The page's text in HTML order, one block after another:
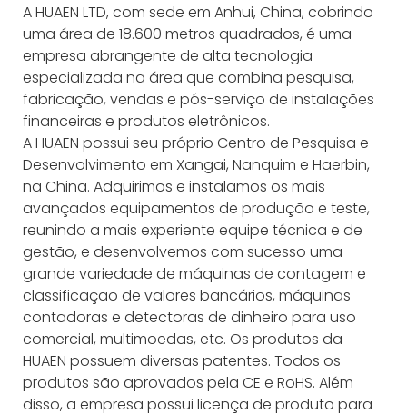
A HUAEN LTD, com sede em Anhui, China, cobrindo
uma área de 18.600 metros quadrados, é uma
empresa abrangente de alta tecnologia
especializada na área que combina pesquisa,
fabricação, vendas e pós-serviço de instalações
financeiras e produtos eletrônicos.
A HUAEN possui seu próprio Centro de Pesquisa e
Desenvolvimento em Xangai, Nanquim e Haerbin,
na China. Adquirimos e instalamos os mais
avançados equipamentos de produção e teste,
reunindo a mais experiente equipe técnica e de
gestão, e desenvolvemos com sucesso uma
grande variedade de máquinas de contagem e
classificação de valores bancários, máquinas
contadoras e detectoras de dinheiro para uso
comercial, multimoedas, etc. Os produtos da
HUAEN possuem diversas patentes. Todos os
produtos são aprovados pela CE e RoHS. Além
disso, a empresa possui licença de produto para